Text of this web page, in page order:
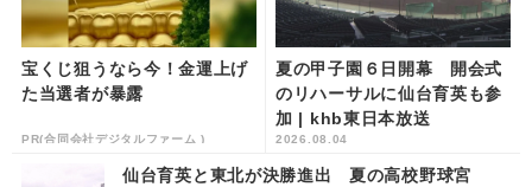
宝くじ狙うなら今！金運上げ
た当選者が暴露
PR(合同会社デジタルファーム )
夏の甲子園６日開幕 開会式
のリハーサルに仙台育英も参
加 | khb東日本放送
2026.08.04
仙台育英と東北が決勝進出 夏の高校野球宮